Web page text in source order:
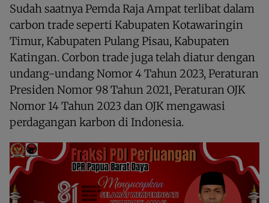
Sudah saatnya Pemda Raja Ampat terlibat dalam
carbon trade seperti Kabupaten Kotawaringin
Timur, Kabupaten Pulang Pisau, Kabupaten
Katingan. Corbon trade juga telah diatur dengan
undang-undang Nomor 4 Tahun 2023, Peraturan
Presiden Nomor 98 Tahun 2021, Peraturan OJK
Nomor 14 Tahun 2023 dan OJK mengawasi
perdagangan karbon di Indonesia.